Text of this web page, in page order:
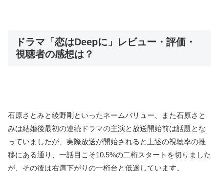
ドラマ「恋はDeepに」レビュー・評価・
視聴者の感想は？
石原さとみと綾野剛といったネームバリュー、また石原さと
みは結婚後最初の連続ドラマの主演と放送開始前は話題とな
っていましたが、実際放送が開始されると上述の視聴率の推
移にある通り、一話目こそ10.5%の二桁スタートを切りました
が、その後は右肩下がりの一桁台と低迷しています。